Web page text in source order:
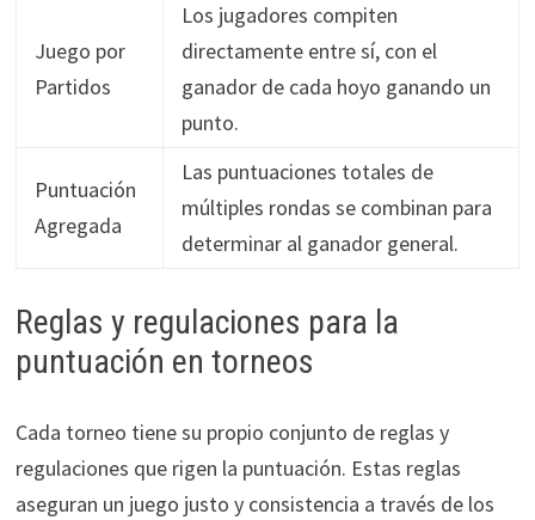
Juego por
Partidos
Los jugadores compiten
directamente entre sí, con el
ganador de cada hoyo ganando un
punto.
Puntuación
Agregada
Las puntuaciones totales de
múltiples rondas se combinan para
determinar al ganador general.
Reglas y regulaciones para la
puntuación en torneos
Cada torneo tiene su propio conjunto de reglas y
regulaciones que rigen la puntuación. Estas reglas
aseguran un juego justo y consistencia a través de los